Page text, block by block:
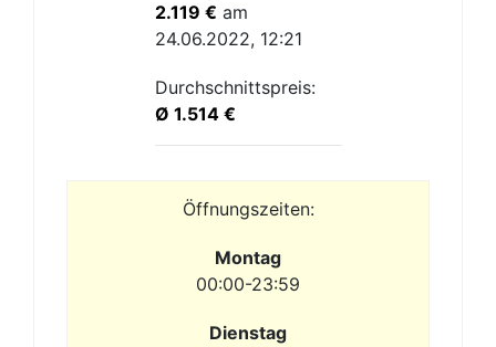
2.119 € am
24.06.2022, 12:21
Durchschnittspreis:
Ø 1.514 €
Öffnungszeiten:
Montag
00:00-23:59
Dienstag